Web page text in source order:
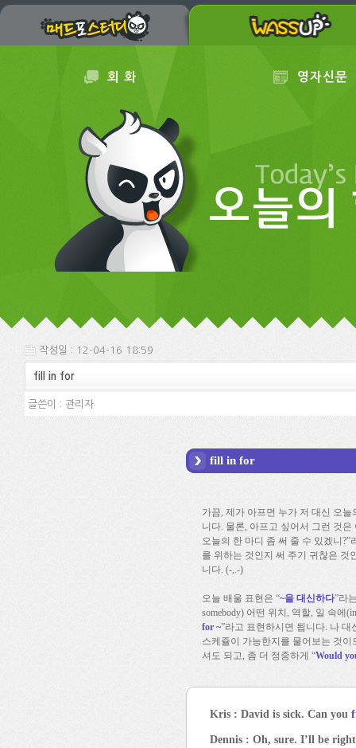
회 화 영자신문
작성일 : 12-04-16 18:59
fill in for
글쓴이 : 관리자
fill in for
가끔, 제가 아프면 누가 저 대신 오
니다. 물론, 아프고 싶어서 그런 것
오늘의 한 마디 좀 써 줄 수 있겠니
를 위하는 것인지 써 주기 귀찮은
니다. (-,.-)
오늘 배울 표현은 “~을 대신하다”라
somebody) 어떤 위치, 역할, 일 속에
for ~”라고 표현하시면 됩니다. 나
스케쥴이 가능한지를 물어보는 것이
셔도 되고, 좀 더 정중하게 “Would
Kris : David is sick. Can you
Dennis : Oh, sure. I’ll be